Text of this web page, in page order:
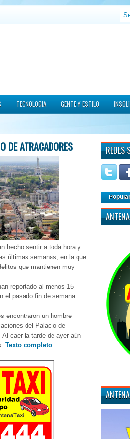
TECNOLOGIA GENTE Y ESTILO
DE ATRACADORES
hecho sentir a toda hora y
últimas semanas, en la que
que mantienen muy
reportado al menos 15
el pasado fin de semana.
encontraron un hombre
del Palacio de
caer la tarde de ayer aún
Texto completo
REDES
Popular